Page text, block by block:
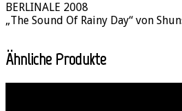
BERLINALE 2008
„The Sound Of Rainy Day“ von
Ähnliche Produkte